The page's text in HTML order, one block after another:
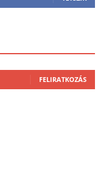
FELIRATKOZÁS